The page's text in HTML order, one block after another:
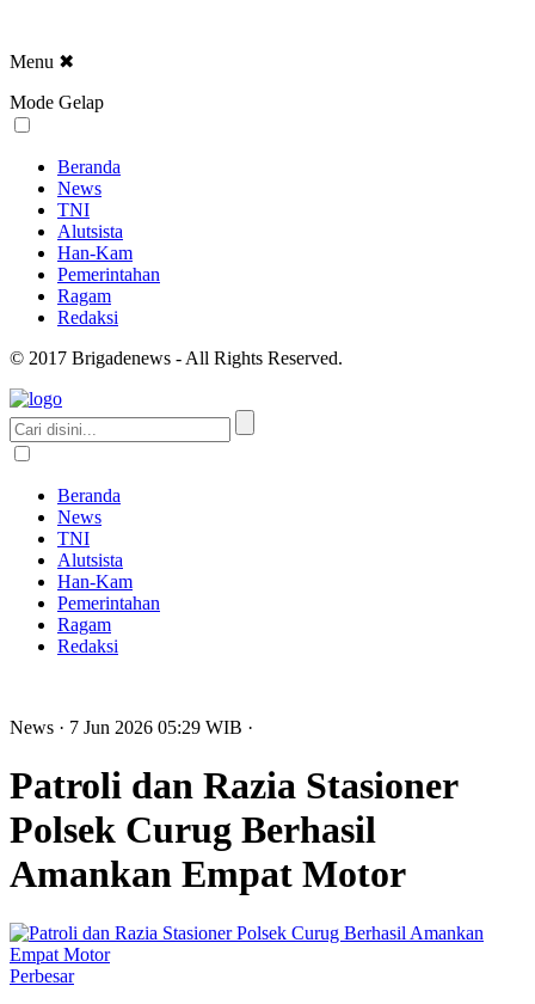
Menu ✖
Mode Gelap
Beranda
News
TNI
Alutsista
Han-Kam
Pemerintahan
Ragam
Redaksi
© 2017 Brigadenews - All Rights Reserved.
Beranda
News
TNI
Alutsista
Han-Kam
Pemerintahan
Ragam
Redaksi
News · 7 Jun 2026 05:29 WIB ·
Patroli dan Razia Stasioner
Polsek Curug Berhasil
Amankan Empat Motor
Perbesar